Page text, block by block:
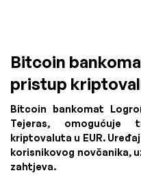
Bitcoin
pristup
Bitcoin bankomat
Tejeras, omogućuje
kriptovaluta u EUR.
korisnikovog novčanika,
zahtjeva.